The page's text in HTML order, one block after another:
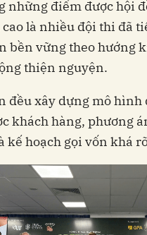
những điểm được hội
là nhiều đội thi đã
bền vững theo hướng
thiện nguyện.
đều xây dựng mô hình
khách hàng, phương
kế hoạch gọi vốn khá